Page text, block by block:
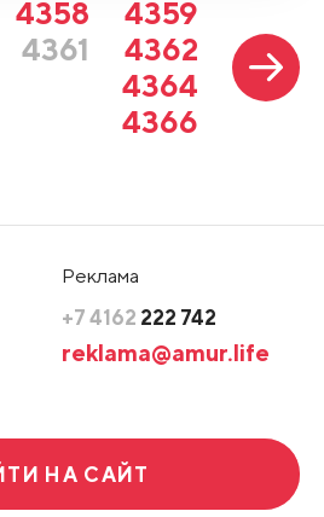
4358
4359
4361
4362
4364
4366
Реклама
+7 4162 222 742
reklama@amur.life
НА САЙТ